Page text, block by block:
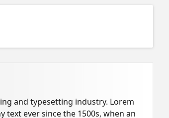
and typesetting industry. Lorem
ever since the 1500s, when an